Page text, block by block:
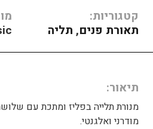
קטגוריות:
תאורת פנים, תליה
תיאור
מנורת תלייה בפליז ומתכת עם
מודרני ואלגנטי.